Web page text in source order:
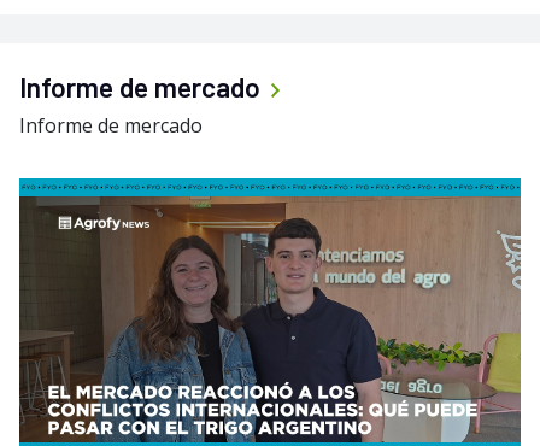
Informe de mercado
Informe de mercado